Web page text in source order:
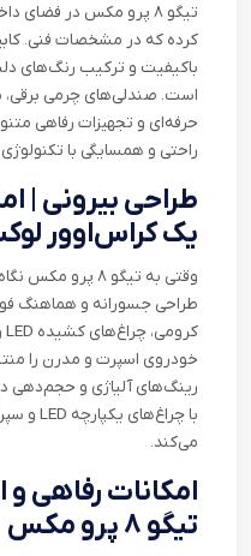
تیگو ۸ پرو مکس در
کرده که در مشخصات فنی.
باکیفیت و ترکیب رنگ‌های
است. صندلی‌های چرمی
حرفه‌ای و تجهیزات رفاهی
راحتی و همسایگی با
طراحی بیرونی |
یک کراس‌اوور
وقتی به تیگو ۸
طراحی جسورانه و هماهنگ
کرومی، چراغ‌های کشیده LED
خودروی اسپرت و مدرن را
رینگ‌های آلیاژی و حجم‌دهی
با چراغ‌های یکپارچه LED و
می‌کند.
امکانات رفاهی
تیگو ۸ پرو مکس